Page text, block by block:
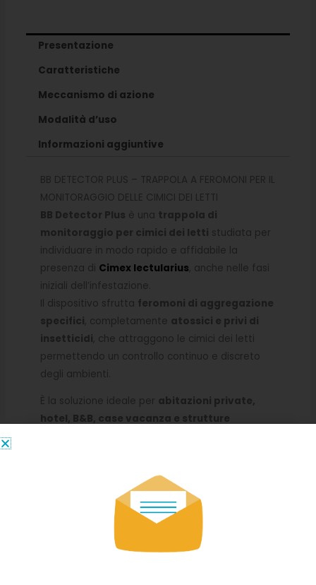
Presentazione
Caratteristiche
Meccanismo di azione
Modalità d’uso
Informazioni aggiuntive
BB DETECTOR PLUS – TRAPPOLA A FEROMONI PER IL
MONITORAGGIO DELLE CIMICI DEI LETTI
BB Detector Plus è una trappola di
monitoraggio per cimici dei letti studiata per
individuare in modo rapido e affidabile la
presenza di Cimex lectularius, anche nelle fasi
iniziali dell’infestazione.
Il dispositivo sfrutta feromoni di aggregazione
specifici, completamente atossici e privi di
insetticidi, che attraggono le cimici dei letti
permettendo un controllo continuo e discreto
degli ambienti.
È la soluzione ideale per abitazioni private,
hotel, B&B, case vacanza e strutture
Essa consente di monitorare in modo mirato le
aree più a rischio, comeletti, testiere,
battiscopa, divani e zone di passaggio
senza ricorrere a sostanze chimiche.